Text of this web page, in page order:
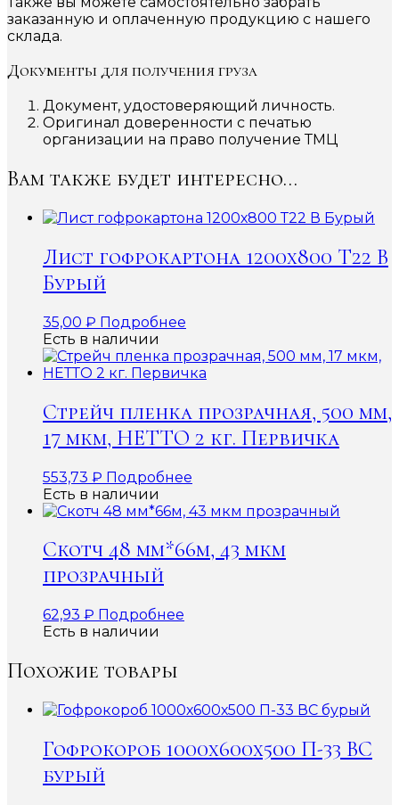
заказанную и оплаченную продукцию с нашего
склада.
Документы для получения груза
Документ, удостоверяющий личность.
Оригинал доверенности с печатью
организации на право получение ТМЦ
Вам также будет интересно…
Лист гофрокартона 1200х800 Т22 В
Бурый
35,00 ₽ Подробнее
Есть в наличии
Стрейч пленка прозрачная, 500 мм,
17 мкм, НЕТТО 2 кг. Первичка
553,73 ₽ Подробнее
Есть в наличии
Скотч 48 мм*66м, 43 мкм
прозрачный
62,93 ₽ Подробнее
Есть в наличии
Похожие товары
Гофрокороб 1000х600х500 П-33 ВС
бурый